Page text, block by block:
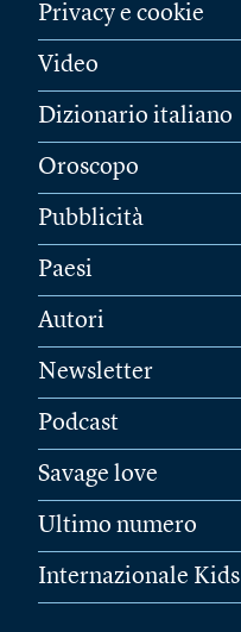
Privacy e cookie
Video
Dizionario italiano
Oroscopo
Pubblicità
Paesi
Autori
Newsletter
Podcast
Savage love
Ultimo numero
Internazionale Kids